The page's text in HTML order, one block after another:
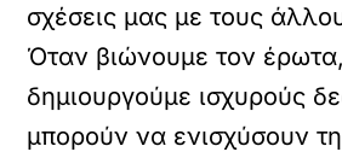
σχέσεις μας με τους
Όταν βιώνουμε τον έρωτα,
δημιουργούμε ισχυρούς
μπορούν να ενισχύσουν